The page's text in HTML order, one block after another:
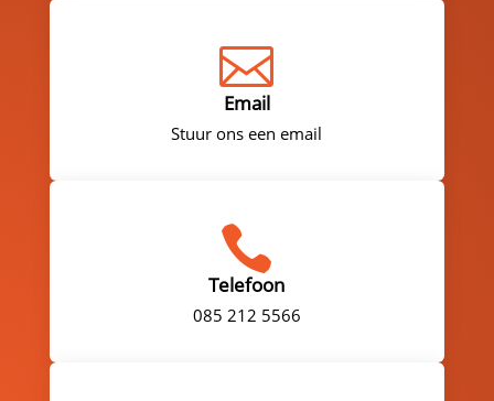

Email
Stuur ons een email

Telefoon
085 212 5566